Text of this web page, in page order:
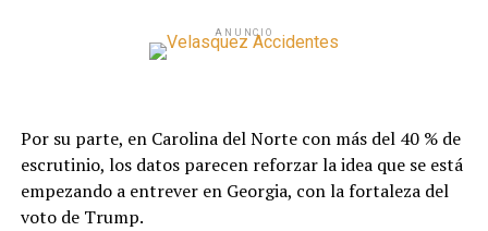
ANUNCIO
Por su parte, en Carolina del Norte con más del 40 % de
escrutinio, los datos parecen reforzar la idea que se está
empezando a entrever en Georgia, con la fortaleza del
voto de Trump.